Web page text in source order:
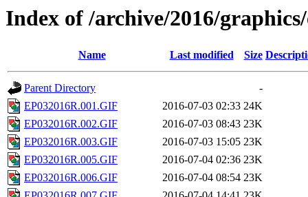
Index of /archive/2016/
Name Last modified Size
Parent Directory
-
EP032016R.001.GIF
2016-07-03 02:33 24K
EP032016R.002.GIF
2016-07-03 08:43 23K
EP032016R.003.GIF
2016-07-03 15:05 23K
EP032016R.005.GIF
2016-07-04 02:36 23K
EP032016R.006.GIF
2016-07-04 08:54 23K